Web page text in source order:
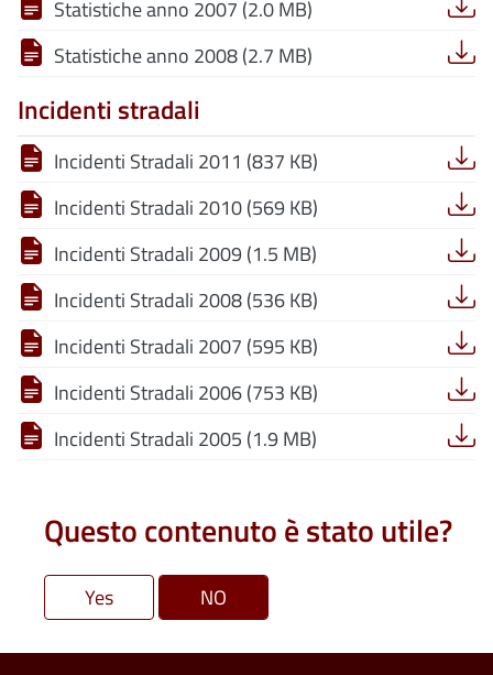
Statistiche anno 2007 (2.0 MB)
Statistiche anno 2008 (2.7 MB)
Incidenti stradali
Incidenti Stradali 2011 (837 KB)
Incidenti Stradali 2010 (569 KB)
Incidenti Stradali 2009 (1.5 MB)
Incidenti Stradali 2008 (536 KB)
Incidenti Stradali 2007 (595 KB)
Incidenti Stradali 2006 (753 KB)
Incidenti Stradali 2005 (1.9 MB)
Questo contenuto è stato utile?